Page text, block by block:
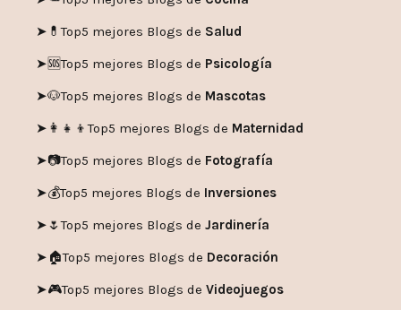
➤💊Top5 mejores Blogs de Salud
➤🆘Top5 mejores Blogs de Psicología
➤🐶Top5 mejores Blogs de Mascotas
➤👩‍👧‍👦Top5 mejores Blogs de Maternidad
➤📷Top5 mejores Blogs de Fotografía
➤💰Top5 mejores Blogs de Inversiones
➤🌷Top5 mejores Blogs de Jardinería
➤🏠Top5 mejores Blogs de Decoración
➤🎮Top5 mejores Blogs de Videojuegos